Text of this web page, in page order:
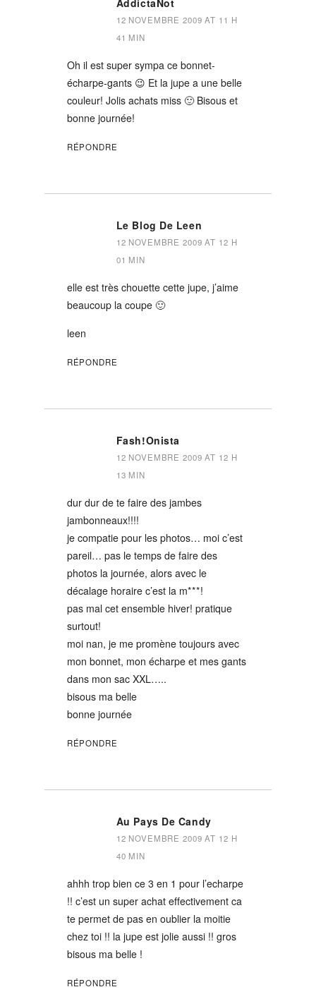
AddictaNot
12 NOVEMBRE 2009 AT 11 H
41 MIN
Oh il est super sympa ce bonnet-
écharpe-gants 😉 Et la jupe a une belle
couleur! Jolis achats miss 🙂 Bisous et
bonne journée!
RÉPONDRE
Le Blog De Leen
12 NOVEMBRE 2009 AT 12 H
01 MIN
elle est très chouette cette jupe, j’aime
beaucoup la coupe 🙂
leen
RÉPONDRE
Fash!onista
12 NOVEMBRE 2009 AT 12 H
13 MIN
dur dur de te faire des jambes
jambonneaux!!!!
je compatie pour les photos… moi c’est
pareil… pas le temps de faire des
photos la journée, alors avec le
décalage horaire c’est la m***!
pas mal cet ensemble hiver! pratique
surtout!
moi nan, je me promène toujours avec
mon bonnet, mon écharpe et mes gants
dans mon sac XXL…..
bisous ma belle
bonne journée
RÉPONDRE
Au Pays De Candy
12 NOVEMBRE 2009 AT 12 H
40 MIN
ahhh trop bien ce 3 en 1 pour l’echarpe
!! c’est un super achat effectivement ca
te permet de pas en oublier la moitie
chez toi !! la jupe est jolie aussi !! gros
bisous ma belle !
RÉPONDRE